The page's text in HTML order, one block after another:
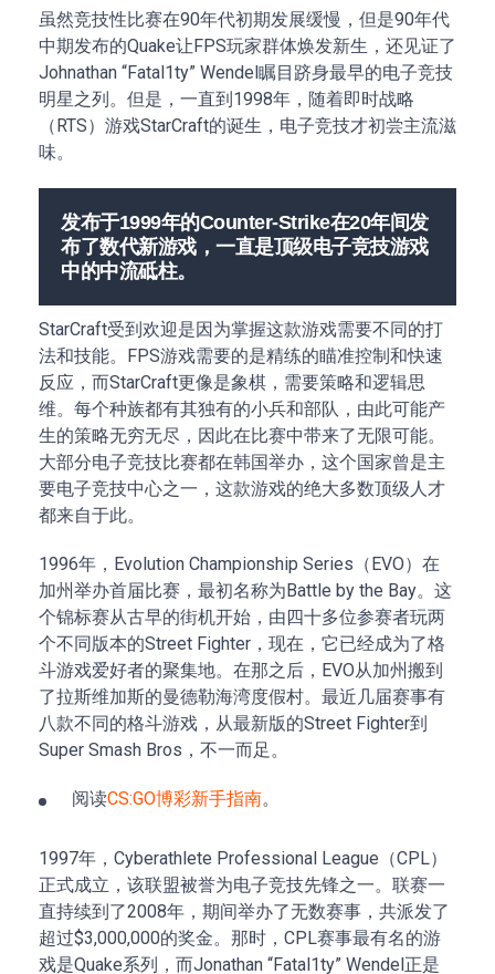
虽然竞技性比赛在90年代初期发展缓慢，但是90年代
中期发布的Quake让FPS玩家群体焕发新生，还见证了
Johnathan “Fatal1ty” Wendel瞩目跻身最早的电子竞技
明星之列。但是，一直到1998年，随着即时战略
（RTS）游戏StarCraft的诞生，电子竞技才初尝主流滋
味。
发布于1999年的Counter-Strike在20年间发
布了数代新游戏，一直是顶级电子竞技游戏
中的中流砥柱。
StarCraft受到欢迎是因为掌握这款游戏需要不同的打
法和技能。FPS游戏需要的是精练的瞄准控制和快速
反应，而StarCraft更像是象棋，需要策略和逻辑思
维。每个种族都有其独有的小兵和部队，由此可能产
生的策略无穷无尽，因此在比赛中带来了无限可能。
大部分电子竞技比赛都在韩国举办，这个国家曾是主
要电子竞技中心之一，这款游戏的绝大多数顶级人才
都来自于此。
1996年，Evolution Championship Series（EVO）在
加州举办首届比赛，最初名称为Battle by the Bay。这
个锦标赛从古早的街机开始，由四十多位参赛者玩两
个不同版本的Street Fighter，现在，它已经成为了格
斗游戏爱好者的聚集地。在那之后，EVO从加州搬到
了拉斯维加斯的曼德勒海湾度假村。最近几届赛事有
八款不同的格斗游戏，从最新版的Street Fighter到
Super Smash Bros，不一而足。
阅读CS:GO博彩新手指南。
1997年，Cyberathlete Professional League（CPL）
正式成立，该联盟被誉为电子竞技先锋之一。联赛一
直持续到了2008年，期间举办了无数赛事，共派发了
超过$3,000,000的奖金。那时，CPL赛事最有名的游
戏是Quake系列，而Jonathan “Fatal1ty” Wendel正是